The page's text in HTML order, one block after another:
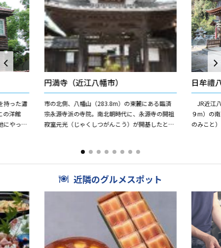
持った瀟
の洋館
にやって
円満寺（近江八幡市）
市の北側、八幡山（283.8m）の東麓にある臨済
宗永源寺派の寺院。南北朝時代に、永源寺の開祖
寂室元光（じゃくしつがんこう）が開基したと伝
日牟禮
JR近江
９m）の
のみこと
近隣のグルメスポット